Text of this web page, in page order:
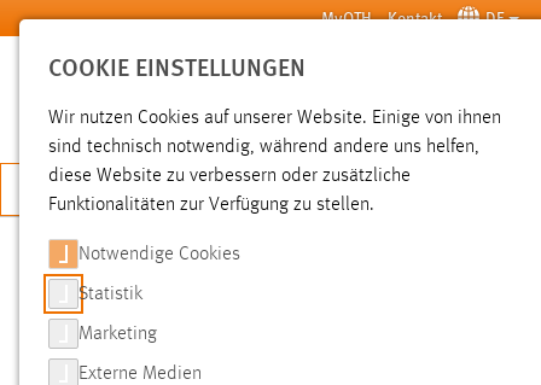
Zum Hauptinhalt springen MyOTH Kontakt DE
SUCHE
JETZT BEWERBEN
SUCHE
FILTER
COOKIE EINSTELLUNGEN
Wir nutzen Cookies auf unserer Website. Einige von ihnen
sind technisch notwendig, während andere uns helfen,
diese Website zu verbessern oder zusätzliche
Funktionalitäten zur Verfügung zu stellen.
Notwendige Cookies
Statistik
Marketing
Externe Medien